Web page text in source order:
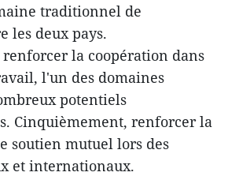
traditionnel de
les deux pays.
la coopération dans
l'un des domaines
potentiels
Cinquièmement, renforcer la
soutien mutuel lors des
et internationaux.